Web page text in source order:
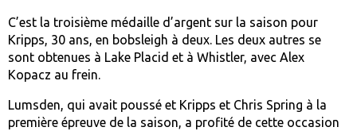
C’est la troisième médaille d’argent sur la saison pour
Kripps, 30 ans, en bobsleigh à deux. Les deux autres se
sont obtenues à Lake Placid et à Whistler, avec Alex
Kopacz au frein.
Lumsden, qui avait poussé et Kripps et Chris Spring à la
première épreuve de la saison, a profité de cette occasion